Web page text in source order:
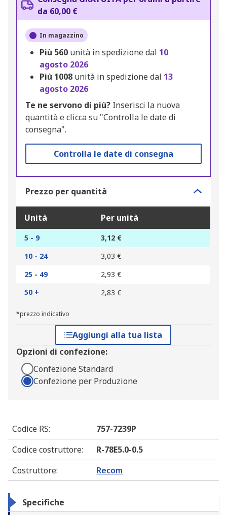
da 60,00 €
In magazzino
Più 560 unità in spedizione dal 10
agosto 2026
Più 1008 unità in spedizione dal 13
agosto 2026
Te ne servono di più? Inserisci la nuova
quantità e clicca su "Controlla le date di
consegna".
Controlla le date di consegna
Prezzo per quantità
Unità Per unità
5 - 9
3,12 €
10 - 24
3,03 €
25 - 49
2,93 €
50 +
2,83 €
*prezzo indicativo
Aggiungi alla tua lista
Opzioni di confezione:
Confezione Standard
Confezione per Produzione
Codice RS:
757-7239P
Codice costruttore:
R-78E5.0-0.5
Costruttore: Recom
Specifiche